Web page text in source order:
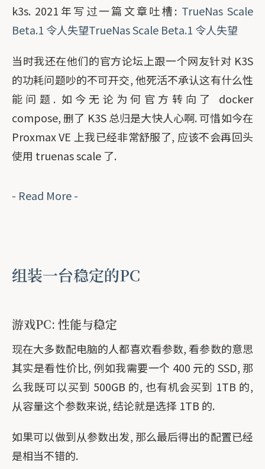
k3s. 2021年写过一篇文章吐槽: TrueNas Scale
Beta.1 令人失望TrueNas Scale Beta.1 令人失望
当时我还在他们的官方论坛上跟一个网友针对 K3S
的功耗问题吵的不可开交, 他死活不承认这有什么性
能问题. 如今无论为何官方转向了 docker
compose, 删了 K3S 总归是大快人心啊. 可惜如今在
Proxmax VE 上我已经非常舒服了, 应该不会再回头
使用 truenas scale 了.
- Read More -
组装一台稳定的PC
游戏PC: 性能与稳定
现在大多数配电脑的人都喜欢看参数, 看参数的意思
其实是看性价比, 例如我需要一个 400 元的 SSD, 那
么我既可以买到 500GB 的, 也有机会买到 1TB 的,
从容量这个参数来说, 结论就是选择 1TB 的.
如果可以做到从参数出发, 那么最后得出的配置已经
是相当不错的.